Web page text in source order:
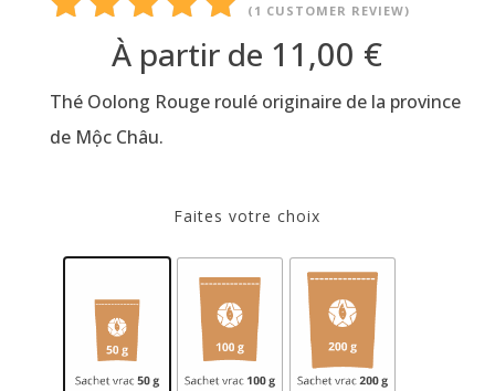
Rated
out
of 5
based on
( 1 CUSTOMER REVIEW)
À partir de 11,00 €
Thé Oolong Rouge roulé originaire de la province
de Mộc Châu.
Faites votre choix